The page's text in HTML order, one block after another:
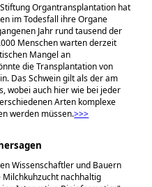
Organtransplantation hat
im Todesfall ihre Organe
Jahr rund tausend der
Menschen warten derzeit
Mangel an
die Transplantation von
Das Schwein gilt als der am
wobei auch hier wie bei jeder
Arten komplexe
werden müssen.>>>
Wissenschaftler und Bauern
nachhaltig